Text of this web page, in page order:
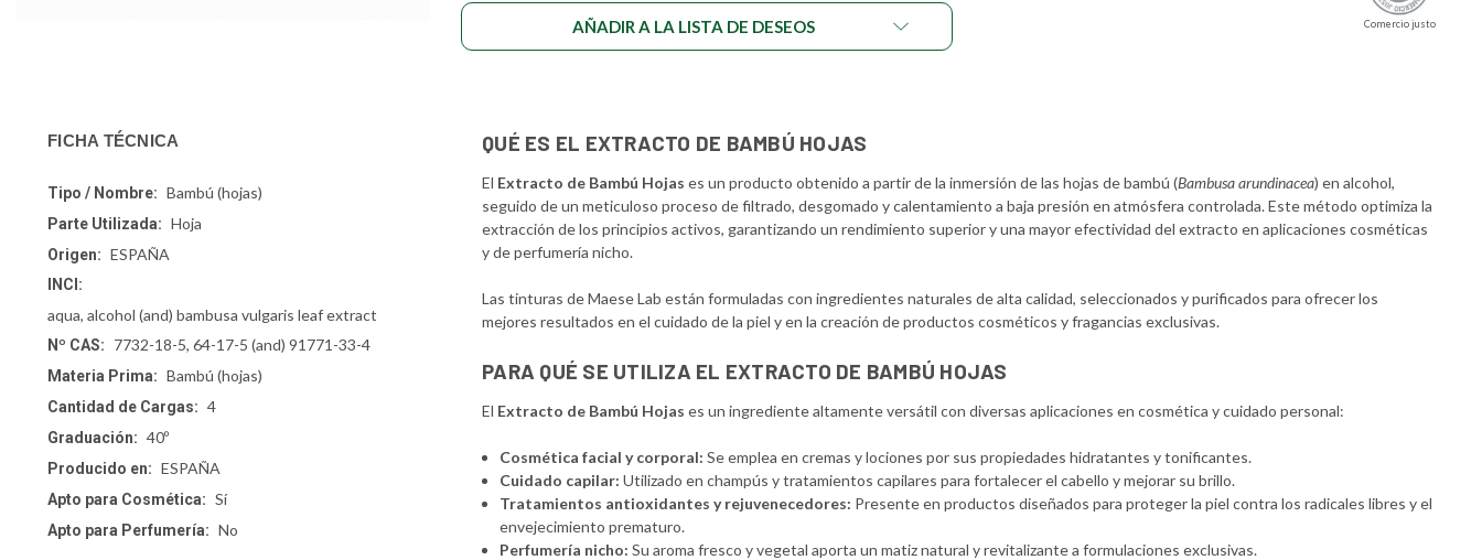
AÑADIR A LA LISTA DE DESEOS Comercio justo
FICHA TÉCNICA
Tipo / Nombre: Bambú (hojas)
Parte Utilizada: Hoja
Origen: ESPAÑA
INCI:
aqua, alcohol (and) bambusa vulgaris leaf extract
Nº CAS: 7732-18-5, 64-17-5 (and) 91771-33-4
Materia Prima: Bambú (hojas)
Cantidad de Cargas: 4
Graduación: 40º
Producido en: ESPAÑA
Apto para Cosmética: Sí
Apto para Perfumería: No
QUÉ ES EL EXTRACTO DE BAMBÚ HOJAS
El Extracto de Bambú Hojas es un producto obtenido a partir de la inmersión de las hojas de bambú (Bambusa arundinacea) en alcohol,
seguido de un meticuloso proceso de filtrado, desgomado y calentamiento a baja presión en atmósfera controlada. Este método optimiza la
extracción de los principios activos, garantizando un rendimiento superior y una mayor efectividad del extracto en aplicaciones cosméticas
y de perfumería nicho.
Las tinturas de Maese Lab están formuladas con ingredientes naturales de alta calidad, seleccionados y purificados para ofrecer los
mejores resultados en el cuidado de la piel y en la creación de productos cosméticos y fragancias exclusivas.
PARA QUÉ SE UTILIZA EL EXTRACTO DE BAMBÚ HOJAS
El Extracto de Bambú Hojas es un ingrediente altamente versátil con diversas aplicaciones en cosmética y cuidado personal:
Cosmética facial y corporal: Se emplea en cremas y lociones por sus propiedades hidratantes y tonificantes.
Cuidado capilar: Utilizado en champús y tratamientos capilares para fortalecer el cabello y mejorar su brillo.
Tratamientos antioxidantes y rejuvenecedores: Presente en productos diseñados para proteger la piel contra los radicales libres y el
envejecimiento prematuro.
Perfumería nicho: Su aroma fresco y vegetal aporta un matiz natural y revitalizante a formulaciones exclusivas.